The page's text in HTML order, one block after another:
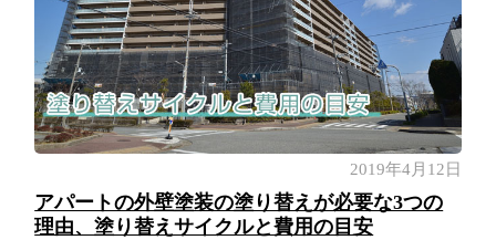
2019年4月12日
アパートの外壁塗装の塗り替えが必要な3つの
理由、塗り替えサイクルと費用の目安